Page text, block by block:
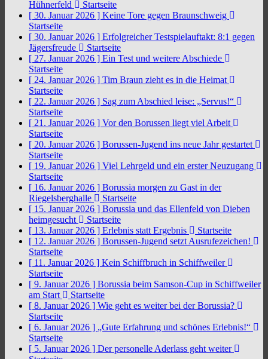
Hühnerfeld
Startseite
[ 30. Januar 2026 ] Keine Tore gegen Braunschweig
Startseite
[ 30. Januar 2026 ] Erfolgreicher Testspielauftakt: 8:1 gegen
Jägersfreude
Startseite
[ 27. Januar 2026 ] Ein Test und weitere Abschiede
Startseite
[ 24. Januar 2026 ] Tim Braun zieht es in die Heimat
Startseite
[ 22. Januar 2026 ] Sag zum Abschied leise: „Servus!“
Startseite
[ 21. Januar 2026 ] Vor den Borussen liegt viel Arbeit
Startseite
[ 20. Januar 2026 ] Borussen-Jugend ins neue Jahr gestartet
Startseite
[ 19. Januar 2026 ] Viel Lehrgeld und ein erster Neuzugang
Startseite
[ 16. Januar 2026 ] Borussia morgen zu Gast in der
Riegelsberghalle
Startseite
[ 15. Januar 2026 ] Borussia und das Ellenfeld von Dieben
heimgesucht
Startseite
[ 13. Januar 2026 ] Erlebnis statt Ergebnis
Startseite
[ 12. Januar 2026 ] Borussen-Jugend setzt Ausrufezeichen!
Startseite
[ 11. Januar 2026 ] Kein Schiffbruch in Schiffweiler
Startseite
[ 9. Januar 2026 ] Borussia beim Samson-Cup in Schiffweiler
am Start
Startseite
[ 8. Januar 2026 ] Wie geht es weiter bei der Borussia?
Startseite
[ 6. Januar 2026 ] „Gute Erfahrung und schönes Erlebnis!“
Startseite
[ 5. Januar 2026 ] Der personelle Aderlass geht weiter